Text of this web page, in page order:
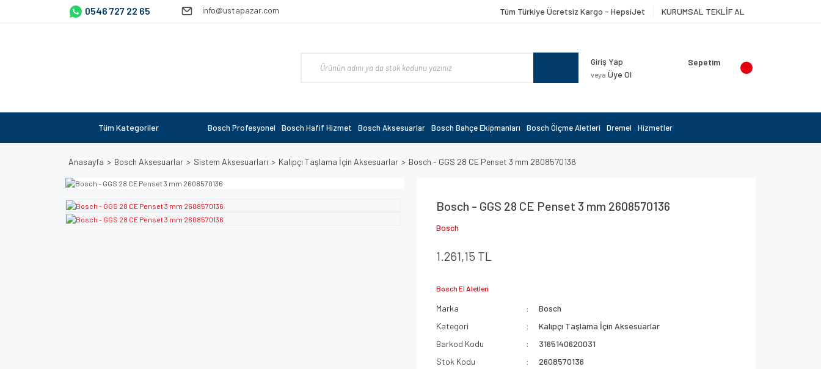
0546 727 22 65 info@ustapazar.com Tüm Türkiye Ücretsiz Kargo - HepsiJet KURUMSAL TEKLİF AL
Giriş Yap
veya Üye Ol
Sepetim
Tüm Kategoriler Bosch Profesyonel Bosch Hafif Hizmet Bosch Aksesuarlar Bosch Bahçe Ekipmanları Bosch Ölçme Aletleri Dremel Hizmetler
Anasayfa Bosch Aksesuarlar Sistem Aksesuarları Kalıpçı Taşlama İçin Aksesuarlar Bosch - GGS 28 CE Penset 3 mm 2608570136
Bosch - GGS 28 CE Penset 3 mm 2608570136
Bosch
1.261,15 TL
Bosch El Aletleri
Marka
Bosch
Kategori
Kalıpçı Taşlama İçin Aksesuarlar
Barkod Kodu
3165140620031
Stok Kodu
2608570136